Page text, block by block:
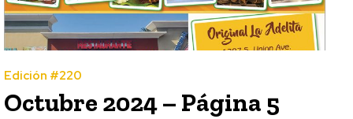
Edición #220
Octubre 2024 – Página 5